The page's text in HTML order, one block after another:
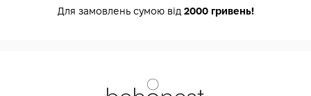
Для замовлень сумою від 2000 гривень!